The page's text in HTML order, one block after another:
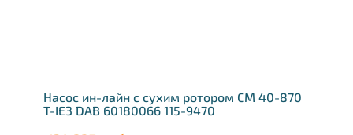
Насос ин-лайн с сухим ротором CM 40-870
T-IE3 DAB 60180066 115-9470